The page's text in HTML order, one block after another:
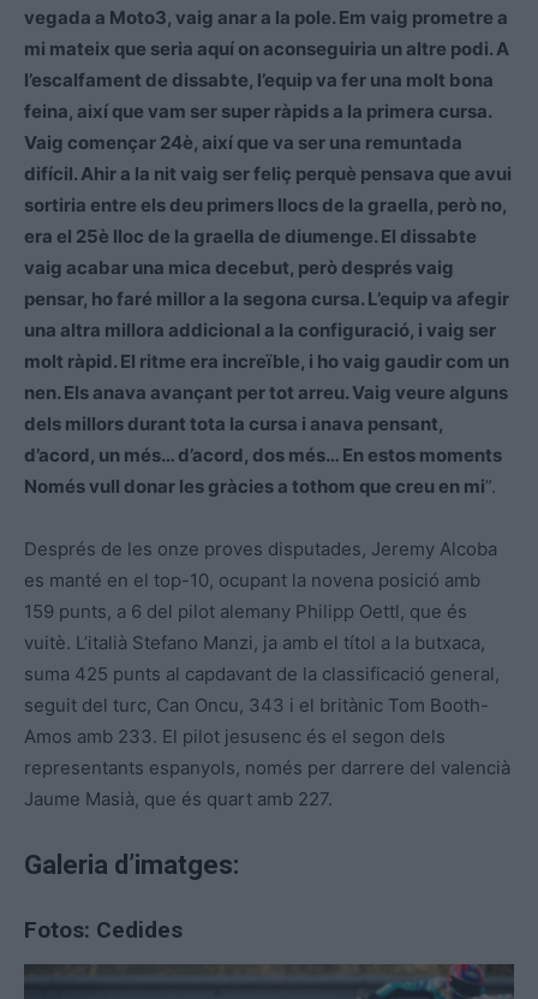
vegada a Moto3, vaig anar a la pole. Em vaig prometre a
mi mateix que seria aquí on aconseguiria un altre podi. A
l’escalfament de dissabte, l’equip va fer una molt bona
feina, així que vam ser super ràpids a la primera cursa.
Vaig començar 24è, així que va ser una remuntada
difícil. Ahir a la nit vaig ser feliç perquè pensava que avui
sortiria entre els deu primers llocs de la graella, però no,
era el 25è lloc de la graella de diumenge. El dissabte
vaig acabar una mica decebut, però després vaig
pensar, ho faré millor a la segona cursa. L’equip va afegir
una altra millora addicional a la configuració, i vaig ser
molt ràpid. El ritme era increïble, i ho vaig gaudir com un
nen. Els anava avançant per tot arreu. Vaig veure alguns
dels millors durant tota la cursa i anava pensant,
d’acord, un més… d’acord, dos més… En estos moments
Només vull donar les gràcies a tothom que creu en mi”.
Després de les onze proves disputades, Jeremy Alcoba
es manté en el top-10, ocupant la novena posició amb
159 punts, a 6 del pilot alemany Philipp Oettl, que és
vuitè. L’italià Stefano Manzi, ja amb el títol a la butxaca,
suma 425 punts al capdavant de la classificació general,
seguit del turc, Can Oncu, 343 i el britànic Tom Booth-
Amos amb 233. El pilot jesusenc és el segon dels
representants espanyols, només per darrere del valencià
Jaume Masià, que és quart amb 227.
Galeria d’imatges:
Fotos: Cedides